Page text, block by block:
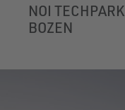
NOI TECHPARK
BOZEN